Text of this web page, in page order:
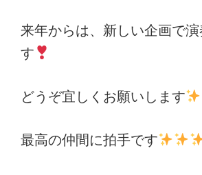
来年からは、新しい企画で演
す
どうぞ宜しくお願いします
最高の仲間に拍手です